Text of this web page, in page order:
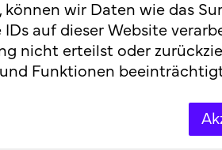
Geräte und
können wir Daten wie das
auf dieser Website
nicht erteilst oder
Funktionen